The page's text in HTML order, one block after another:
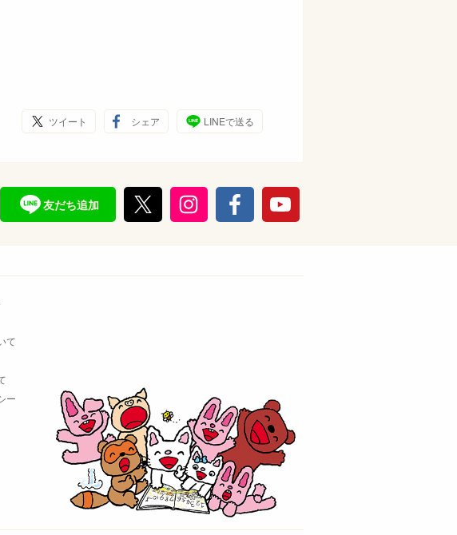
ツイート シェア LINEで送る
友だち追加
て
ー